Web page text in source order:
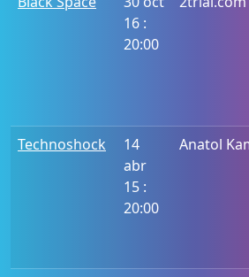
16 :
20:00
Technoshock
14
abr
15 :
20:00
Anatol